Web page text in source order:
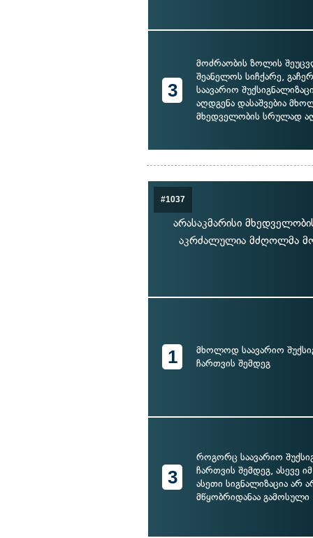
3
მოძრაობის ზოლის
შეანელოს სიჩქარე,
საავარიო
აღდგენა დასაშვებია
მხედველობის სრულად
#1037
არასაკმარისი
აკრძალულია მძღოლმა
1
მხოლოდ საავარიო
ჩართვის შემდეგ
3
როგორც საავარიო
ჩართვის შემდეგ, ასევე
ასეთი სიგნალიზაცია არ
მწყობრიდანაა გამოსული